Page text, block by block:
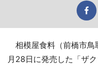
相模屋食料（前橋市鳥
月28日に発売した「ザ